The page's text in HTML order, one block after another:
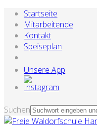
Startseite
Mitarbeitende
Kontakt
Speiseplan
Unsere App
Suchen